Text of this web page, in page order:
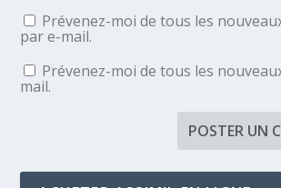
Prévenez-moi de tous les
par e-mail.
Prévenez-moi de tous les
mail.